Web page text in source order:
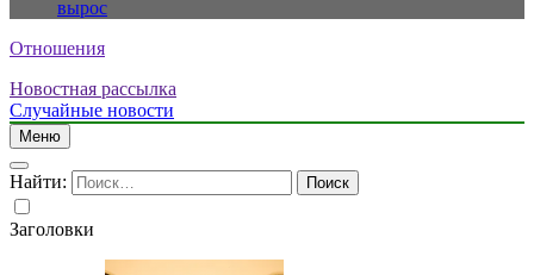
вырос
Отношения
Новостная рассылка
Случайные новости
Меню
Найти:
Заголовки